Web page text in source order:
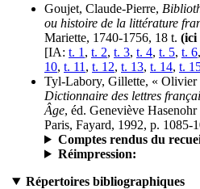
Goujet, Claude-Pierre,
ou histoire de la littérature
Mariette, 1740-1756, 18 t. (ici
[IA: t. 1 , t. 2, t. 3, t. 4, t. 5, t. 6,
10, t. 11 , t. 12, t. 13, t. 14, t.
Tyl-Labory, Gillette, « Olivier
Dictionnaire des lettres
Âge, éd. Geneviève
Paris, Fayard, 1992, p. 1085-
Comptes rendus du
Réimpression:
Répertoires bibliographiques